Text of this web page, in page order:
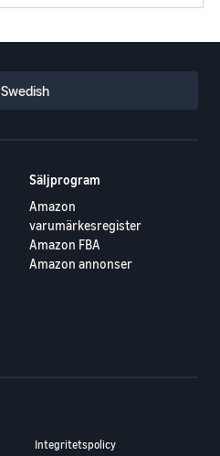
Swedish
Säljprogram
Amazon
varumärkesregister
Amazon FBA
Amazon annonser
Integritetspolicy